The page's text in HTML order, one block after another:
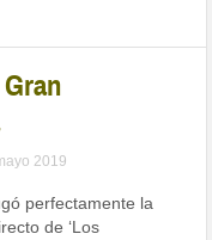
2019
perfectamente la
de ‘Los